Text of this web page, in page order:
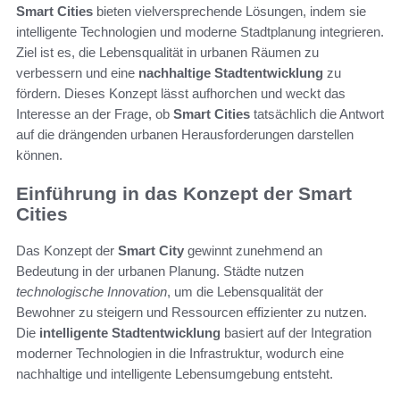
Smart Cities bieten vielversprechende Lösungen, indem sie
intelligente Technologien und moderne Stadtplanung integrieren.
Ziel ist es, die Lebensqualität in urbanen Räumen zu
verbessern und eine nachhaltige Stadtentwicklung zu
fördern. Dieses Konzept lässt aufhorchen und weckt das
Interesse an der Frage, ob Smart Cities tatsächlich die Antwort
auf die drängenden urbanen Herausforderungen darstellen
können.
Einführung in das Konzept der Smart
Cities
Das Konzept der Smart City gewinnt zunehmend an
Bedeutung in der urbanen Planung. Städte nutzen
technologische Innovation, um die Lebensqualität der
Bewohner zu steigern und Ressourcen effizienter zu nutzen.
Die intelligente Stadtentwicklung basiert auf der Integration
moderner Technologien in die Infrastruktur, wodurch eine
nachhaltige und intelligente Lebensumgebung entsteht.